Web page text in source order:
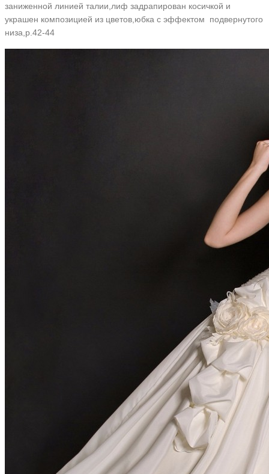
заниженной линией талии,лиф задрапирован косичкой и
украшен композицией из цветов,юбка с эффектом подвернутого
низа,р.42-44